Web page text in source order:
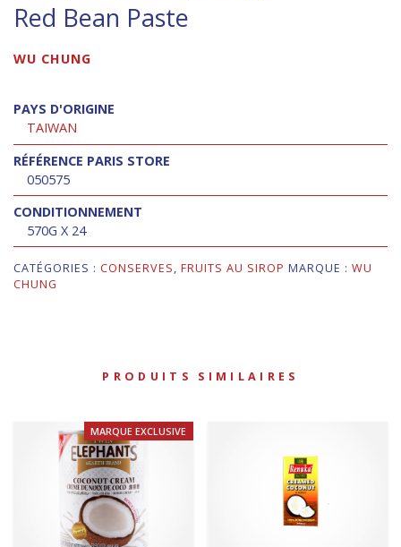
Red Bean Paste
WU CHUNG
PAYS D'ORIGINE
TAIWAN
RÉFÉRENCE PARIS STORE
050575
CONDITIONNEMENT
570G X 24
CATÉGORIES : CONSERVES, FRUITS AU SIROP MARQUE : WU
CHUNG
PRODUITS SIMILAIRES
MARQUE EXCLUSIVE